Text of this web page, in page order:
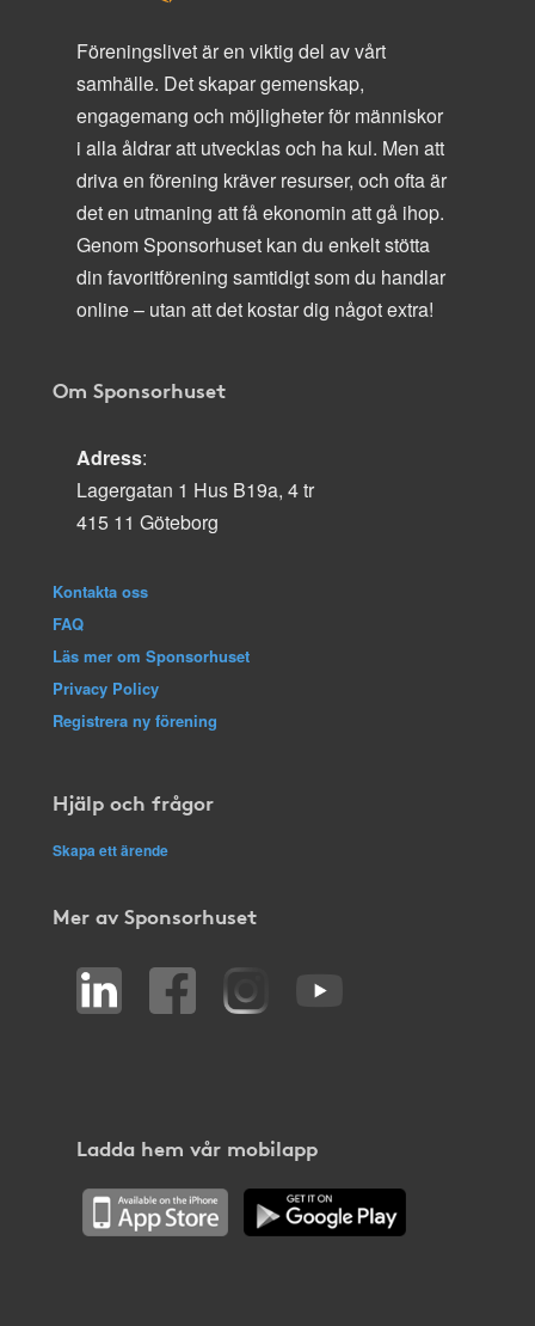
Föreningslivet är en viktig del av vårt
samhälle. Det skapar gemenskap,
engagemang och möjligheter för människor
i alla åldrar att utvecklas och ha kul. Men att
driva en förening kräver resurser, och ofta är
det en utmaning att få ekonomin att gå ihop.
Genom Sponsorhuset kan du enkelt stötta
din favoritförening samtidigt som du handlar
online – utan att det kostar dig något extra!
Om Sponsorhuset
Adress:
Lagergatan 1 Hus B19a, 4 tr
415 11 Göteborg
Kontakta oss
FAQ
Läs mer om Sponsorhuset
Privacy Policy
Registrera ny förening
Hjälp och frågor
Skapa ett ärende
Mer av Sponsorhuset
Ladda hem vår mobilapp